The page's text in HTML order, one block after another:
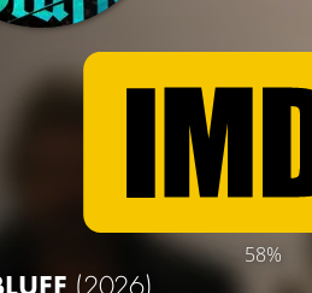
58%
(2026)